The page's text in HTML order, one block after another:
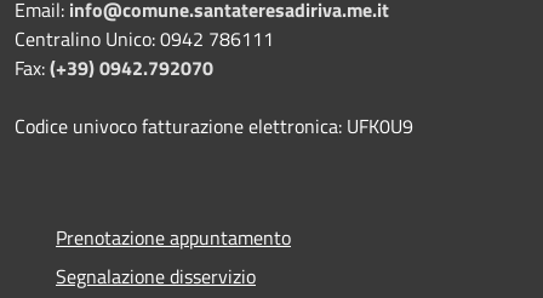
Email: info@comune.santateresadiriva.me.it
Centralino Unico: 0942 786111
Fax:(+39) 0942.792070
Codice univoco fatturazione elettronica: UFK0U9
Prenotazione appuntamento
Segnalazione disservizio